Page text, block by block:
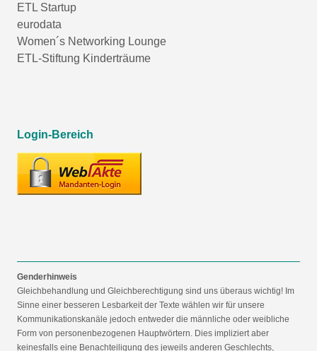
ETL Startup
eurodata
Women´s Networking Lounge
ETL-Stiftung Kinderträume
Login-Bereich
Genderhinweis
Gleichbehandlung und Gleichberechtigung sind uns überaus wichtig! Im
Sinne einer besseren Lesbarkeit der Texte wählen wir für unsere
Kommunikationskanäle jedoch entweder die männliche oder weibliche
Form von personenbezogenen Hauptwörtern. Dies impliziert aber
keinesfalls eine Benachteiligung des jeweils anderen Geschlechts,